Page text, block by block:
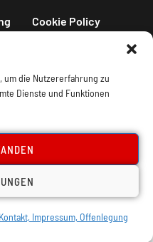
um die Nutzererfahrung zu
Dienste und Funktionen
Kontakt, Impressum, Offenlegung
Cookie Policy